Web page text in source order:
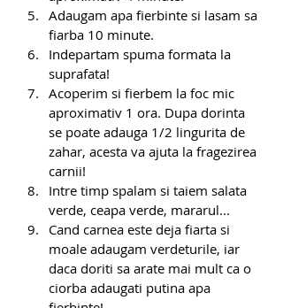
Adaugam apa fierbinte si lasam sa
fiarba 10 minute.
Indepartam spuma formata la
suprafata!
Acoperim si fierbem la foc mic
aproximativ 1 ora. Dupa dorinta
se poate adauga 1/2 lingurita de
zahar, acesta va ajuta la fragezirea
carnii!
Intre timp spalam si taiem salata
verde, ceapa verde, mararul...
Cand carnea este deja fiarta si
moale adaugam verdeturile, iar
daca doriti sa arate mai mult ca o
ciorba adaugati putina apa